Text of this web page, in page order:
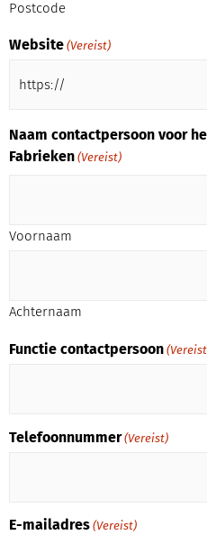
Postcode
Website (Vereist)
Naam contactpersoon voor
Fabrieken (Vereist)
Voornaam
Achternaam
Functie contactpersoon
Telefoonnummer (Vereist)
E-mailadres (Vereist)